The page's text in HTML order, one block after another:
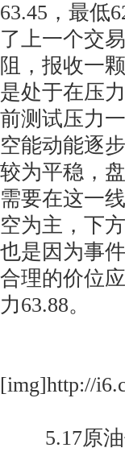
63.45，最低
了上一个交
阻，报收一
是处于在压
前测试压力
空能动能逐
较为平稳，
需要在这一
空为主，下
也是因为事
合理的价位
力63.88。
[img]http://
5.17原油